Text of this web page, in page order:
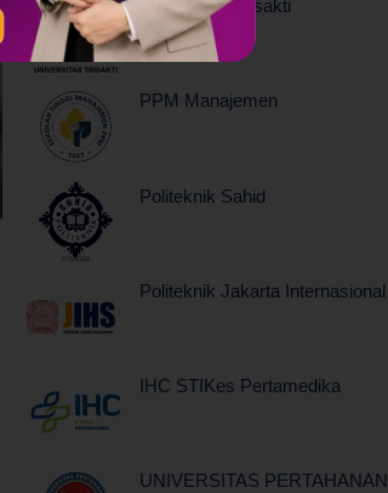
Universitas Trisakti
PPM Manajemen
Politeknik Sahid
Politeknik Jakarta Internasional
IHC STIKes Pertamedika
UNIVERSITAS PERTAHANAN